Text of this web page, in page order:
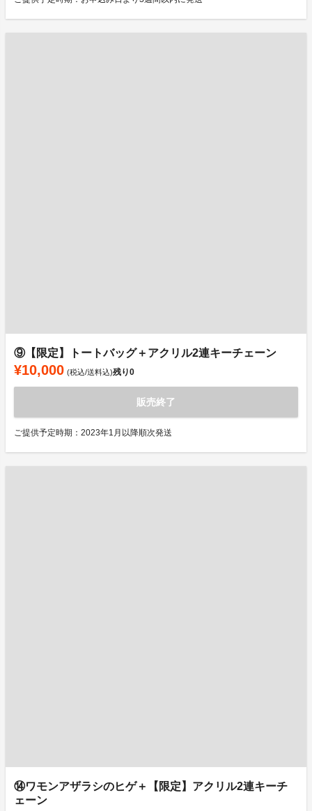
⑨【限定】トートバッグ＋アクリル2連キーチェーン
¥10,000 (税込/送料込)残り0
販売終了
ご提供予定時期：2023年1月以降順次発送
⑭ワモンアザラシのヒゲ＋【限定】アクリル2連キーチ
ェーン